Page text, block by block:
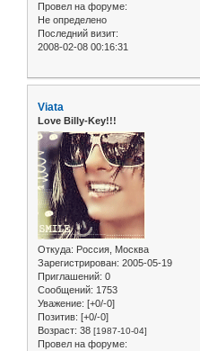
Провел на форуме:
Не определено
Последний визит:
2008-02-08 00:16:31
Viata
Love Billy-Key!!!
Откуда: Россия, Москва
Зарегистрирован: 2005-05-19
Приглашений: 0
Сообщений: 1753
Уважение: [+0/-0]
Позитив: [+0/-0]
Возраст: 38 [1987-10-04]
Провел на форуме: